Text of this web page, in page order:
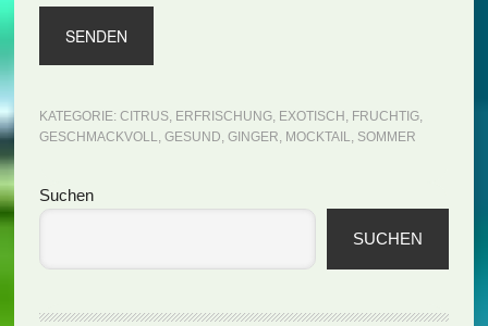
KATEGORIE: CITRUS, ERFRISCHUNG, EXOTISCH , FRUCHTIG,
GESCHMACKVOLL, GESUND, GINGER, MOCKTAIL, SOMMER
Seitenspalte
Suchen
SUCHEN